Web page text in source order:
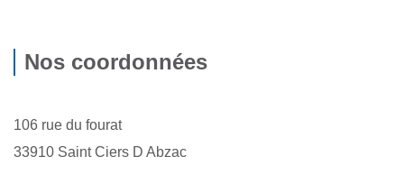
Nos coordonnées
106 rue du fourat
33910 Saint Ciers D Abzac